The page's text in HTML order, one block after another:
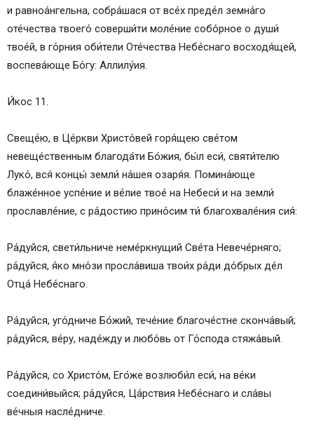
и равноа́нгельна, собра́шася от все́х преде́л земна́го
оте́чества твоего́ соверши́ти моле́ние собо́рное о души́
твое́й, в го́рния оби́тели Оте́чества Небе́снаго восходя́щей,
воспева́юще Бо́гу: Аллилу́ия.
И́кос 11.
Свеще́ю, в Це́ркви Христо́вей горя́щею све́том
невеще́ственным благода́ти Бо́жия, бы́л еси́, святи́телю
Луко́, вся́ концы́ земли́ на́шея озаря́я. Помина́юще
блаже́нное успе́ние и ве́лие твое́ на Небеси́ и на земли́
прославле́ние, с ра́достию прино́сим ти́ благохвале́ния сия́:
Ра́дуйся, свети́льниче неме́ркнущий Све́та Невече́рняго;
ра́дуйся, я́ко мно́зи просла́виша твои́х ра́ди до́брых де́л
Отца́ Небе́снаго.
Ра́дуйся, уго́дниче Бо́жий, тече́ние благоче́стне сконча́вый;
ра́дуйся, ве́ру, наде́жду и любо́вь от Го́спода стяжа́вый.
Ра́дуйся, со Христо́м, Его́же возлюби́л еси́, на ве́ки
соедини́выйся; ра́дуйся, Ца́рствия Небе́снаго и сла́вы
ве́чныя насле́дниче.